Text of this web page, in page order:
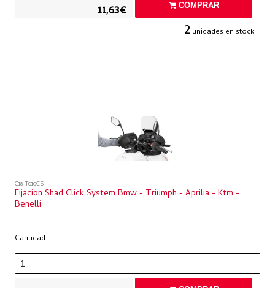
11,63€ COMPRAR
2 unidades en stock
C18-T010CS
Fijacion Shad Click System Bmw - Triumph - Aprilia - Ktm -
Benelli
Cantidad